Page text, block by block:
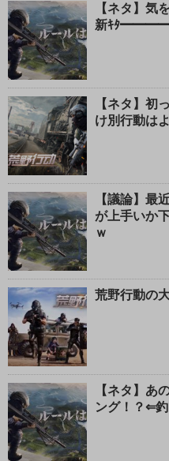
【ネタ】気
新ｷﾀ
【ネタ】初
け別行動は
【議論】最
が上手いか
ｗ
荒野行動の
【ネタ】あ
ング！？⇐